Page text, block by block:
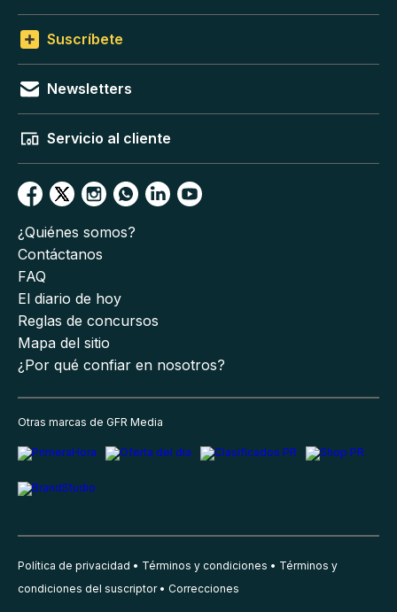
Suscríbete
Newsletters
Servicio al cliente
¿Quiénes somos?
Contáctanos
FAQ
El diario de hoy
Reglas de concursos
Mapa del sitio
¿Por qué confiar en nosotros?
Otras marcas de GFR Media
Política de privacidad Términos y condiciones
Términos y
condiciones del suscriptor
Correcciones